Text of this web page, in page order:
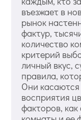
въезжает в
рынок
фактур,
количество
критерий
личный вкус,
правила,
Они касаются
восприятия
факторов,